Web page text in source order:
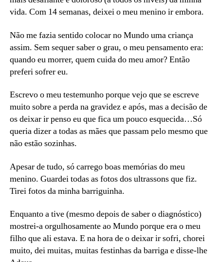
vida. Com 14 semanas, deixei o meu menino ir embora.
Não me fazia sentido colocar no Mundo uma criança
assim. Sem sequer saber o grau, o meu pensamento era:
quando eu morrer, quem cuida do meu amor? Então
preferi sofrer eu.
Escrevo o meu testemunho porque vejo que se escreve
muito sobre a perda na gravidez e após, mas a decisão de
os deixar ir penso eu que fica um pouco esquecida…Só
queria dizer a todas as mães que passam pelo mesmo que
não estão sozinhas.
Apesar de tudo, só carrego boas memórias do meu
menino. Guardei todas as fotos dos ultrassons que fiz.
Tirei fotos da minha barriguinha.
Enquanto a tive (mesmo depois de saber o diagnóstico)
mostrei-a orgulhosamente ao Mundo porque era o meu
filho que ali estava. E na hora de o deixar ir sofri, chorei
muito, dei muitas, muitas festinhas da barriga e disse-lhe